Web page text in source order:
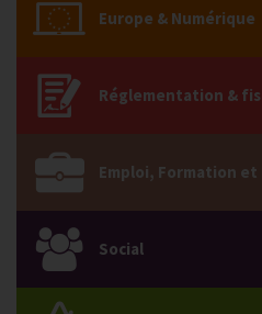
Europe & Numérique
Réglementation &
Emploi, Formation et
Social